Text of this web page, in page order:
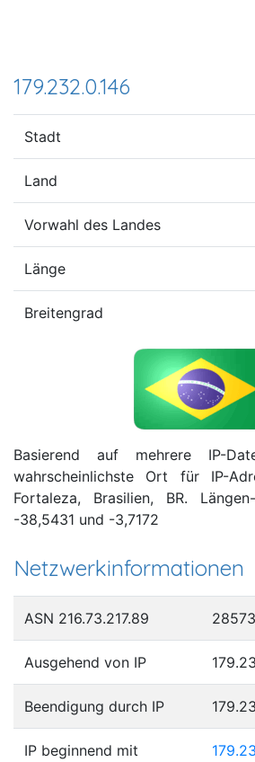
179.232.0.146
Stadt
Land
Vorwahl des Landes
Länge
Breitengrad
Basierend auf mehrere IP-
wahrscheinlichste Ort für IP-
Fortaleza, Brasilien, BR.
-38,5431 und -3,7172
Netzwerkinformationen
ASN 216.73.217.89 28573
Ausgehend von IP
Beendigung durch IP
IP beginnend mit